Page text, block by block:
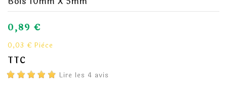
0,89 €
0,03 € Pièce
TTC
Lire les 4 avis